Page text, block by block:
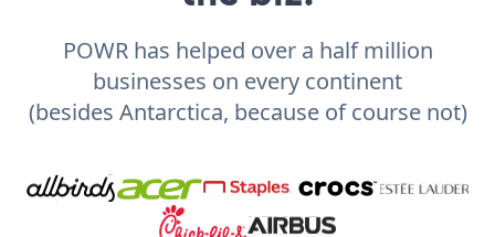
POWR has helped over a half million
businesses on every continent
(besides Antarctica, because of course not)